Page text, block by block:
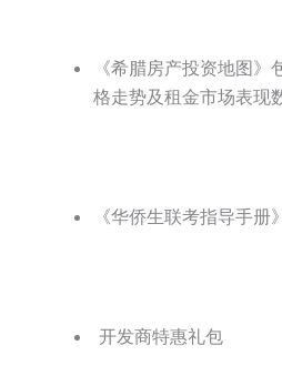
《希腊房产投资地图
格走势及租金市场表现
《华侨生联考指导手册》
开发商特惠礼包